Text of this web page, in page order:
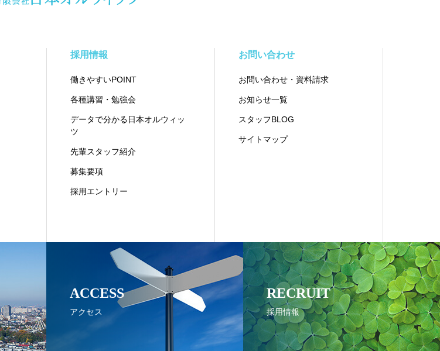
採用情報
働きやすいPOINT
各種講習・勉強会
データで分かる日本オルウィッ
ツ
先輩スタッフ紹介
募集要項
採用エントリー
お問い合わせ
お問い合わせ・資料請求
お知らせ一覧
スタッフBLOG
サイトマップ
ACCESS
アクセス
RECRUIT
採用情報